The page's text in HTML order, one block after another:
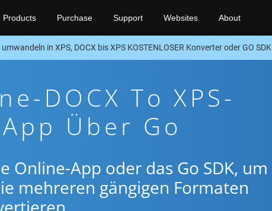
Products Purchase Support Websites About
in XPS, DOCX bis XPS KOSTENLOSER Konverter oder GO SDK
DOCX To XPS-
Über Go
Online-App oder das Go SDK, um
mehreren gängigen Formaten